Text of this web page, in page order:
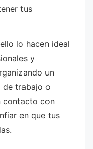
tus
lo hacen ideal
y
un
de trabajo o
contacto con
en que tus